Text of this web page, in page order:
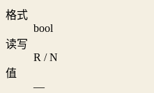
格式
bool
读写
R / N
值
—